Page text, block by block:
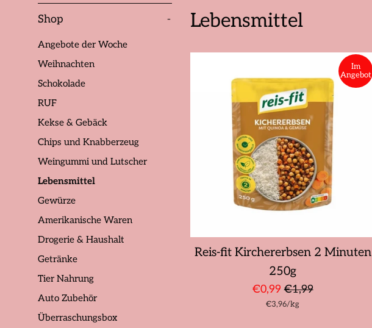
Shop -
Angebote der Woche
Weihnachten
Schokolade
RUF
Kekse & Gebäck
Chips und Knabberzeug
Weingummi und Lutscher
Lebensmittel
Gewürze
Amerikanische Waren
Drogerie & Haushalt
Getränke
Tier Nahrung
Auto Zubehör
Überraschungsbox
Lebensmittel
Reis-fit Kirchererbsen 2 Minuten
250g
Sonderpreis
€0,99Normaler
Preis
€1,99
Im
Angebot
Stückpreis
€3,96/pro
kg